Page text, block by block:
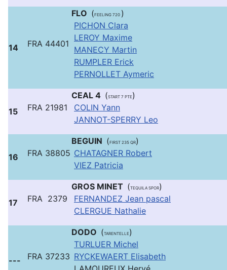
14 FRA 44401
FLO (FEELING 720 )
PICHON Clara
LEROY Maxime
MANECY Martin
RUMPLER Erick
PERNOLLET Aymeric
15 FRA 21981
CEAL 4 (START 7 PTE)
COLIN Yann
JANNOT-SPERRY Leo
16 FRA 38805
BEGUIN (FIRST 235 QR)
CHATAGNER Robert
VIEZ Patricia
17 FRA 2379
GROS MINET (TEQUILA SPOR)
FERNANDEZ Jean pascal
CLERGUE Nathalie
--- FRA 37233
DODO (TARENTELLE)
TURLUER Michel
RYCKEWAERT Elisabeth